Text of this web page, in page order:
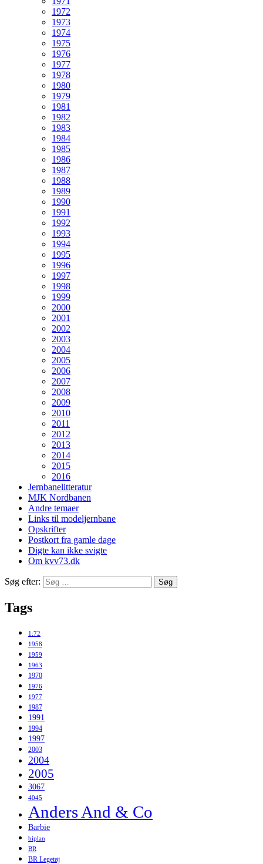
1972
1973
1974
1975
1976
1977
1978
1980
1979
1981
1982
1983
1984
1985
1986
1987
1988
1989
1990
1991
1992
1993
1994
1995
1996
1997
1998
1999
2000
2001
2002
2003
2004
2005
2006
2007
2008
2009
2010
2011
2012
2013
2014
2015
2016
Jernbanelitteratur
MJK Nordbanen
Andre temaer
Links til modeljernbane
Opskrifter
Postkort fra gamle dage
Digte kan ikke svigte
Om kvv73.dk
Søg efter:
Tags
1:72
1958
1959
1963
1970
1976
1977
1987
1991
1994
1997
2003
2004
2005
3067
4045
Anders And & Co
Barbie
biplan
BR
BR Legetøj